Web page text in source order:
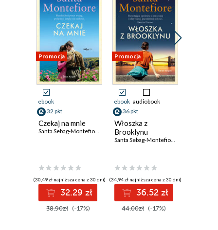
Promocja
ebook
32 pkt
Czekaj na mnie
Santa Sebag-Montefiore
(30,49 zł najniższa cena z 30 dni)
32.29 zł
38.90zł (-17%)
Promocja
ebook audiobook
36 pkt
Włoszka z
Brooklynu
Santa Sebag-Montefiore
(34,94 zł najniższa cena z 30 dni)
36.52 zł
44.00zł (-17%)